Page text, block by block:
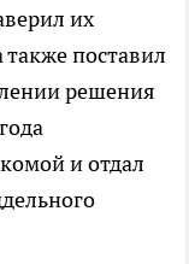
их
поставил
решения
и отдал